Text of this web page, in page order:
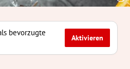
bevorzugte
Aktivieren